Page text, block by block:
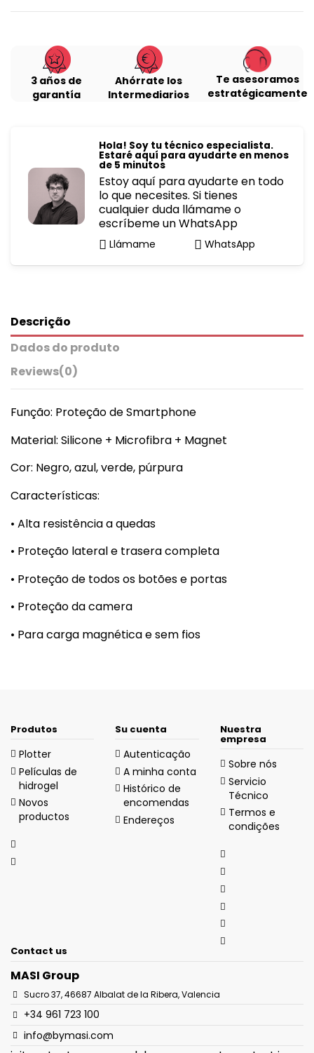
3 años de
garantía
Ahórrate los
Intermediarios
Te asesoramos
estratégicamente
Hola! Soy tu técnico especialista.
Estaré aquí para ayudarte en menos
de 5 minutos
Estoy aquí para ayudarte en todo
lo que necesites. Si tienes
cualquier duda llámame o
escríbeme un WhatsApp
Llámame WhatsApp
Descrição
Dados do produto
Reviews(0)
Função: Proteção de Smartphone
Material: Silicone + Microfibra + Magnet
Cor: Negro, azul, verde, púrpura
Características:
• Alta resistência a quedas
• Proteção lateral e trasera completa
• Proteção de todos os botões e portas
• Proteção da camera
• Para carga magnética e sem fios
Produtos
Plotter
Películas de
hidrogel
Novos
productos
Su cuenta
Autenticação
A minha conta
Histórico de
encomendas
Endereços
Nuestra
empresa
Sobre nós
Servicio
Técnico
Termos e
condições
Contact us
MASI Group
Sucro 37, 46687 Albalat de la Ribera, Valencia
+34 961 723 100
info@bymasi.com